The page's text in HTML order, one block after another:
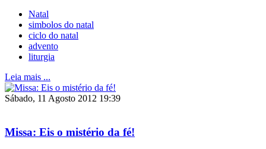
Natal
simbolos do natal
ciclo do natal
advento
liturgia
Leia mais ...
Sábado, 11 Agosto 2012 19:39
Missa: Eis o mistério da fé!